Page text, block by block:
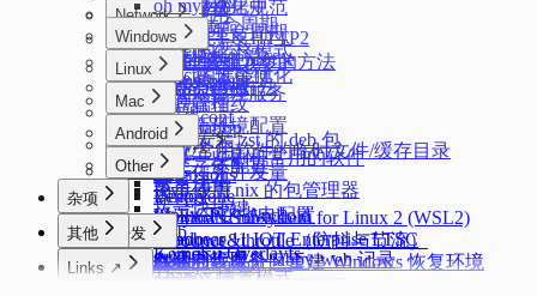
Console 的使用
Web Worker
一种简洁的添加入参的方法
动态执行的几种方法
常见JS问题
常见代码片段
异步任务并发量
Deepclone
Lazyman
debounce&throttle（防抖与节流）
Deduplication
Eventloop
水平垂直居中
页面的生命周期
关于 1px 问题
Flex
React 生命周期
React的严格模式
React的性能优化
前端模块化规范
DevTools
性能优化
node 版本管理
客户端指纹
Network
HTTP1.1 & HTTP2
HTTP缓存
浏览器跨域
oh my zsh
Windows
PowerShell profile
oh-my-posh
磁盘管理
Autostartup
系统/常用软件的临时文件/缓存目录
Extensions
Ventoy
Windows Subsystem for Linux 2 (WSL2)
Windows 11 IOT Enterprise LTSC
在独立恢复分区重建 Windows 恢复环境
Linux
Alpine 管理服务
sysctl.conf
dpkg 安装 zst 的 deb 包
中文字体配置
简单使用 nix 的包管理器
Linux 下的 Android
Dropbear
Swap
Mac
Mac 新环境配置
Android
记录一些刷机常用的软件
安卓优化
拨号快捷键
Adb
Kernelsu Overlayfs
Thanox 情景模式
Other
IPv6 设置
PVE CPU 省电配置
杂项
开发
uv
conda
acme.sh 证书管理
Nginx 反向代理
其他
tabby 自建同步服务 tabby-web 记录
浏览器优化
Links ↗